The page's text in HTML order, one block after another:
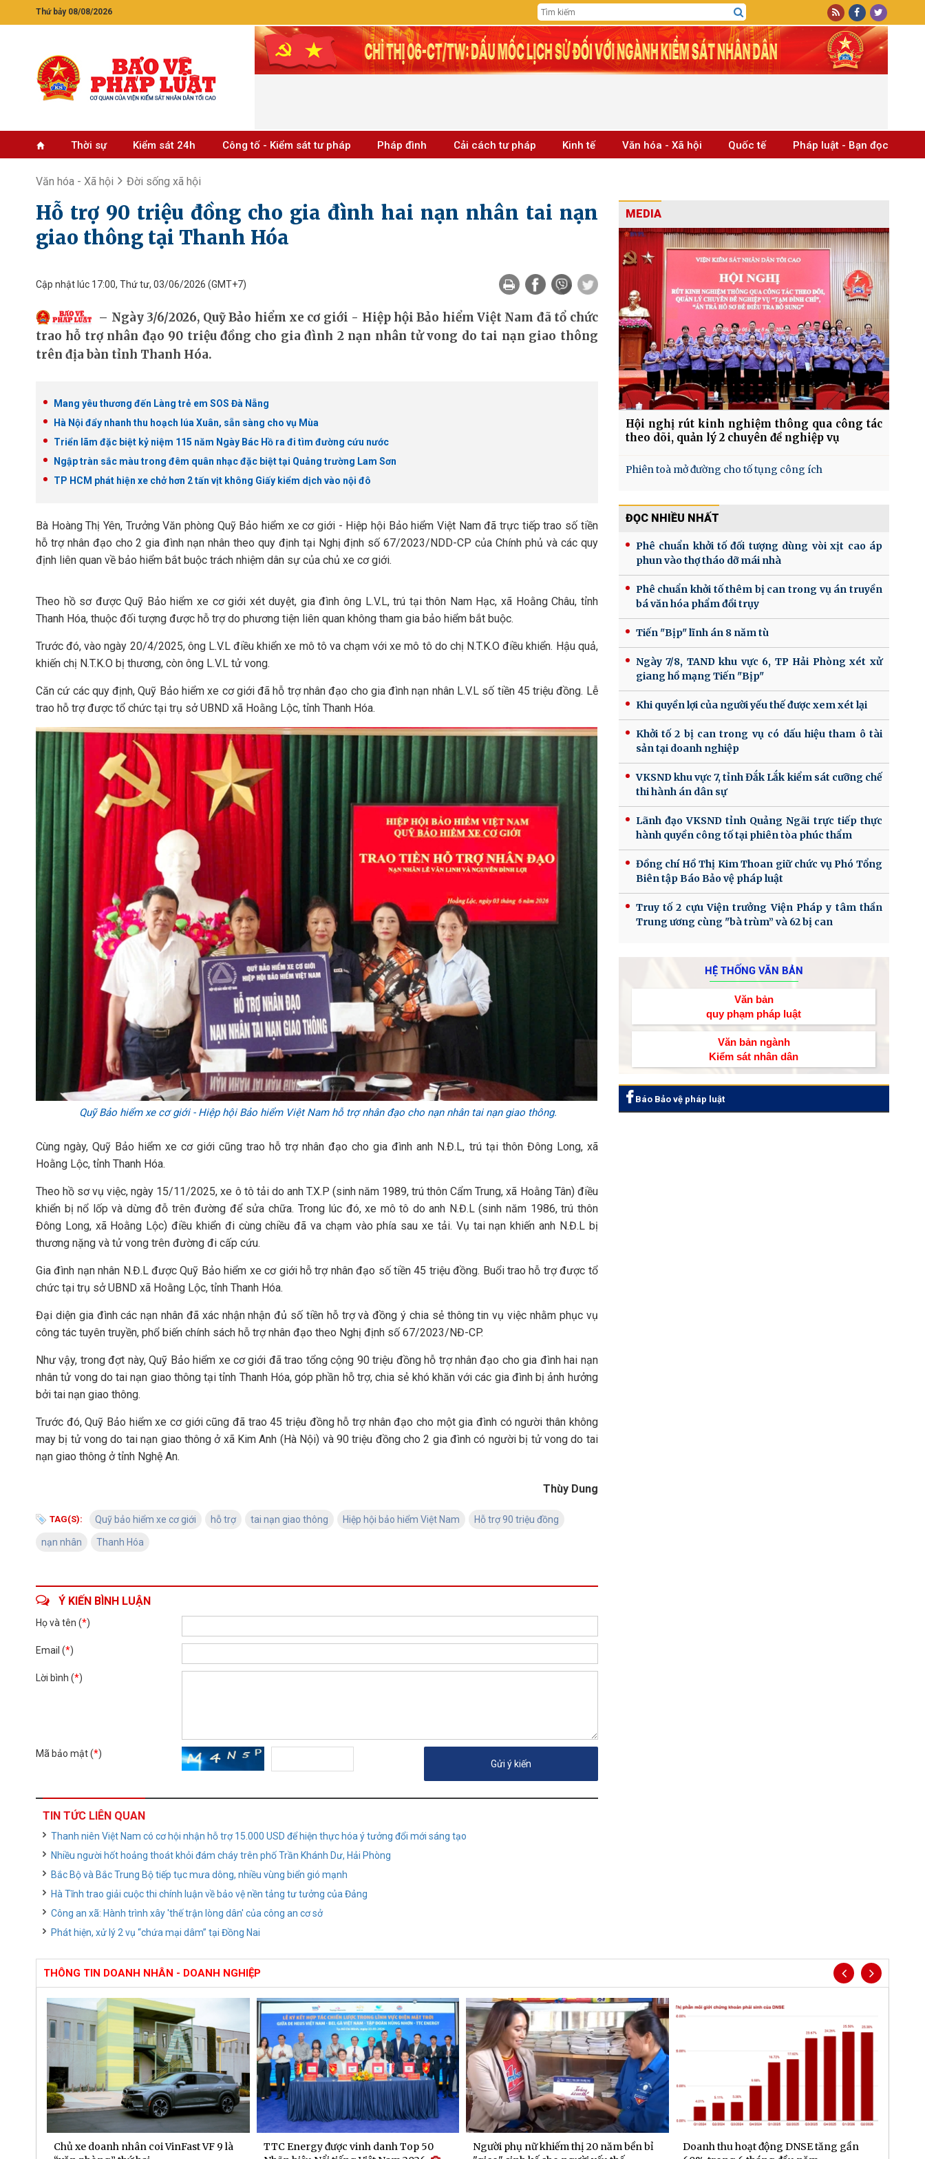
Thứ bảy 08/08/2026
Thời sự Kiểm sát 24h Công tố - Kiểm sát tư pháp Pháp đình Cải cách tư pháp Kinh tế Văn hóa - Xã hội Quốc tế Pháp luật - Bạn đọc
Văn hóa - Xã hội Đời sống xã hội
Hỗ trợ 90 triệu đồng cho gia đình hai nạn nhân tai nạn
giao thông tại Thanh Hóa
Cập nhật lúc 17:00, Thứ tư, 03/06/2026 (GMT+7)
Ngày 3/6/2026, Quỹ Bảo hiểm xe cơ giới - Hiệp hội Bảo hiểm Việt Nam đã tổ chức
trao hỗ trợ nhân đạo 90 triệu đồng cho gia đình 2 nạn nhân tử vong do tai nạn giao thông
trên địa bàn tỉnh Thanh Hóa.
Mang yêu thương đến Làng trẻ em SOS Đà Nẵng
Hà Nội đẩy nhanh thu hoạch lúa Xuân, sẵn sàng cho vụ Mùa
Triển lãm đặc biệt kỷ niệm 115 năm Ngày Bác Hồ ra đi tìm đường cứu nước
Ngập tràn sắc màu trong đêm quân nhạc đặc biệt tại Quảng trường Lam Sơn
TP HCM phát hiện xe chở hơn 2 tấn vịt không Giấy kiểm dịch vào nội đô
Bà Hoàng Thị Yên, Trưởng Văn phòng Quỹ Bảo hiểm xe cơ giới - Hiệp hội Bảo hiểm Việt Nam đã trực tiếp trao số tiền
hỗ trợ nhân đạo cho 2 gia đình nạn nhân theo quy định tại Nghị định số 67/2023/NDD-CP của Chính phủ và các quy
định liên quan về bảo hiểm bắt buộc trách nhiệm dân sự của chủ xe cơ giới.
Theo hồ sơ được Quỹ Bảo hiểm xe cơ giới xét duyệt, gia đình ông L.V.L, trú tại thôn Nam Hạc, xã Hoằng Châu, tỉnh
Thanh Hóa, thuộc đối tượng được hỗ trợ do phương tiện liên quan không tham gia bảo hiểm bắt buộc.
Trước đó, vào ngày 20/4/2025, ông L.V.L điều khiển xe mô tô va chạm với xe mô tô do chị N.T.K.O điều khiển. Hậu quả,
khiến chị N.T.K.O bị thương, còn ông L.V.L tử vong.
Căn cứ các quy định, Quỹ Bảo hiểm xe cơ giới đã hỗ trợ nhân đạo cho gia đình nạn nhân L.V.L số tiền 45 triệu đồng. Lễ
trao hỗ trợ được tổ chức tại trụ sở UBND xã Hoằng Lộc, tỉnh Thanh Hóa.
Quỹ Bảo hiểm xe cơ giới - Hiệp hội Bảo hiểm Việt Nam hỗ trợ nhân đạo cho nạn nhân tai nạn giao thông.
Cùng ngày, Quỹ Bảo hiểm xe cơ giới cũng trao hỗ trợ nhân đạo cho gia đình anh N.Đ.L, trú tại thôn Đông Long, xã
Hoằng Lộc, tỉnh Thanh Hóa.
Theo hồ sơ vụ việc, ngày 15/11/2025, xe ô tô tải do anh T.X.P (sinh năm 1989, trú thôn Cẩm Trung, xã Hoằng Tân) điều
khiển bị nổ lốp và dừng đỗ trên đường để sửa chữa. Trong lúc đó, xe mô tô do anh N.Đ.L (sinh năm 1986, trú thôn
Đông Long, xã Hoằng Lộc) điều khiển đi cùng chiều đã va chạm vào phía sau xe tải. Vụ tai nạn khiến anh N.Đ.L bị
thương nặng và tử vong trên đường đi cấp cứu.
Gia đình nạn nhân N.Đ.L được Quỹ Bảo hiểm xe cơ giới hỗ trợ nhân đạo số tiền 45 triệu đồng. Buổi trao hỗ trợ được tổ
chức tại trụ sở UBND xã Hoằng Lộc, tỉnh Thanh Hóa.
Đại diện gia đình các nạn nhân đã xác nhận nhận đủ số tiền hỗ trợ và đồng ý chia sẻ thông tin vụ việc nhằm phục vụ
công tác tuyên truyền, phổ biến chính sách hỗ trợ nhân đạo theo Nghị định số 67/2023/NĐ-CP.
Như vậy, trong đợt này, Quỹ Bảo hiểm xe cơ giới đã trao tổng cộng 90 triệu đồng hỗ trợ nhân đạo cho gia đình hai nạn
nhân tử vong do tai nạn giao thông tại tỉnh Thanh Hóa, góp phần hỗ trợ, chia sẻ khó khăn với các gia đình bị ảnh hưởng
bởi tai nạn giao thông.
Trước đó, Quỹ Bảo hiểm xe cơ giới cũng đã trao 45 triệu đồng hỗ trợ nhân đạo cho một gia đình có người thân không
may bị tử vong do tai nạn giao thông ở xã Kim Anh (Hà Nội) và 90 triệu đồng cho 2 gia đình có người bị tử vong do tai
nạn giao thông ở tỉnh Nghệ An.
Thùy Dung
TAG(S): Quỹ bảo hiểm xe cơ giới hỗ trợ tai nạn giao thông Hiệp hội bảo hiểm Việt Nam Hỗ trợ 90 triệu đồng
nạn nhân Thanh Hóa
Ý KIẾN BÌNH LUẬN
Họ và tên (*)
Email (*)
Lời bình (*)
Mã bảo mật (*)
TIN TỨC LIÊN QUAN
Thanh niên Việt Nam có cơ hội nhận hỗ trợ 15.000 USD để hiện thực hóa ý tưởng đổi mới sáng tạo
Nhiều người hốt hoảng thoát khỏi đám cháy trên phố Trần Khánh Dư, Hải Phòng
Bắc Bộ và Bắc Trung Bộ tiếp tục mưa dông, nhiều vùng biển gió mạnh
Hà Tĩnh trao giải cuộc thi chính luận về bảo vệ nền tảng tư tưởng của Đảng
Công an xã: Hành trình xây 'thế trận lòng dân' của công an cơ sở
Phát hiện, xử lý 2 vụ “chứa mại dâm” tại Đồng Nai
MEDIA
Hội nghị rút kinh nghiệm thông qua công tác
theo dõi, quản lý 2 chuyên đề nghiệp vụ
Phiên toà mở đường cho tố tụng công ích
ĐỌC NHIỀU NHẤT
Phê chuẩn khởi tố đối tượng dùng vòi xịt cao áp
phun vào thợ tháo dỡ mái nhà
Phê chuẩn khởi tố thêm bị can trong vụ án truyền
bá văn hóa phẩm đồi trụy
Tiến "Bịp" lĩnh án 8 năm tù
Ngày 7/8, TAND khu vực 6, TP Hải Phòng xét xử
giang hồ mạng Tiến "Bịp"
Khi quyền lợi của người yếu thế được xem xét lại
Khởi tố 2 bị can trong vụ có dấu hiệu tham ô tài
sản tại doanh nghiệp
VKSND khu vực 7, tỉnh Đắk Lắk kiểm sát cưỡng chế
thi hành án dân sự
Lãnh đạo VKSND tỉnh Quảng Ngãi trực tiếp thực
hành quyền công tố tại phiên tòa phúc thẩm
Đồng chí Hồ Thị Kim Thoan giữ chức vụ Phó Tổng
Biên tập Báo Bảo vệ pháp luật
Truy tố 2 cựu Viện trưởng Viện Pháp y tâm thần
Trung ương cùng "bà trùm” và 62 bị can
HỆ THỐNG VĂN BẢN
Văn bản
quy phạm pháp luật
Văn bản ngành
Kiểm sát nhân dân
Báo Bảo vệ pháp luật
THÔNG TIN DOANH NHÂN - DOANH NGHIỆP
Chủ xe doanh nhân coi VinFast VF 9 là
TTC Energy được vinh danh Top 50
Người phụ nữ khiếm thị 20 năm bền bỉ
Doanh thu hoạt động DNSE tăng gần